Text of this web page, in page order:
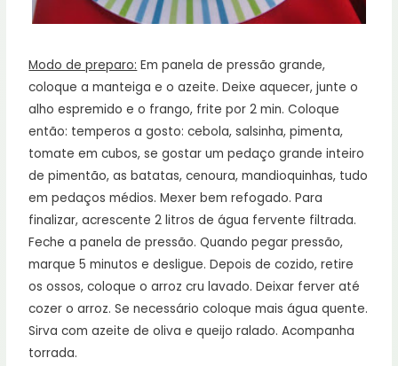
Modo de preparo: Em panela de pressão grande,
coloque a manteiga e o azeite. Deixe aquecer, junte o
alho espremido e o frango, frite por 2 min. Coloque
então: temperos a gosto: cebola, salsinha, pimenta,
tomate em cubos, se gostar um pedaço grande inteiro
de pimentão, as batatas, cenoura, mandioquinhas, tudo
em pedaços médios. Mexer bem refogado. Para
finalizar, acrescente 2 litros de água fervente filtrada.
Feche a panela de pressão. Quando pegar pressão,
marque 5 minutos e desligue. Depois de cozido, retire
os ossos, coloque o arroz cru lavado. Deixar ferver até
cozer o arroz. Se necessário coloque mais água quente.
Sirva com azeite de oliva e queijo ralado. Acompanha
torrada.